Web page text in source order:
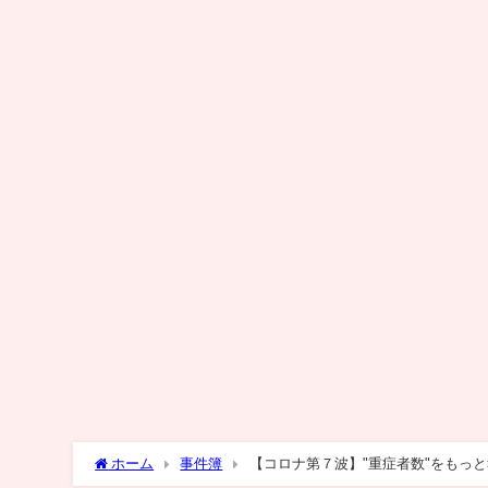
ホーム 事件簿 【コロナ第７波】"重症者数"をもっ